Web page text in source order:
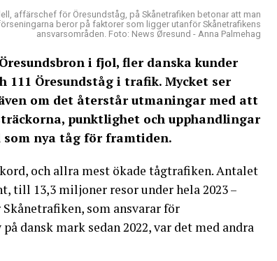
affärschef för Öresundståg, på Skånetrafiken betonar att man
beror på faktorer som ligger utanför Skånetrafikens
ansvarsområden. Foto: News Øresund - Anna Palmehag
i fjol, fler danska kunder
111 Öresundståg i trafik. Mycket ser
om det återstår utmaningar med att
punktlighet och upphandlingar
som nya tåg för framtiden.
och allra mest ökade tågtrafiken. Antalet
till 13,3 miljoner resor under hela 2023 –
som ansvarar för
dansk mark sedan 2022, var det med andra